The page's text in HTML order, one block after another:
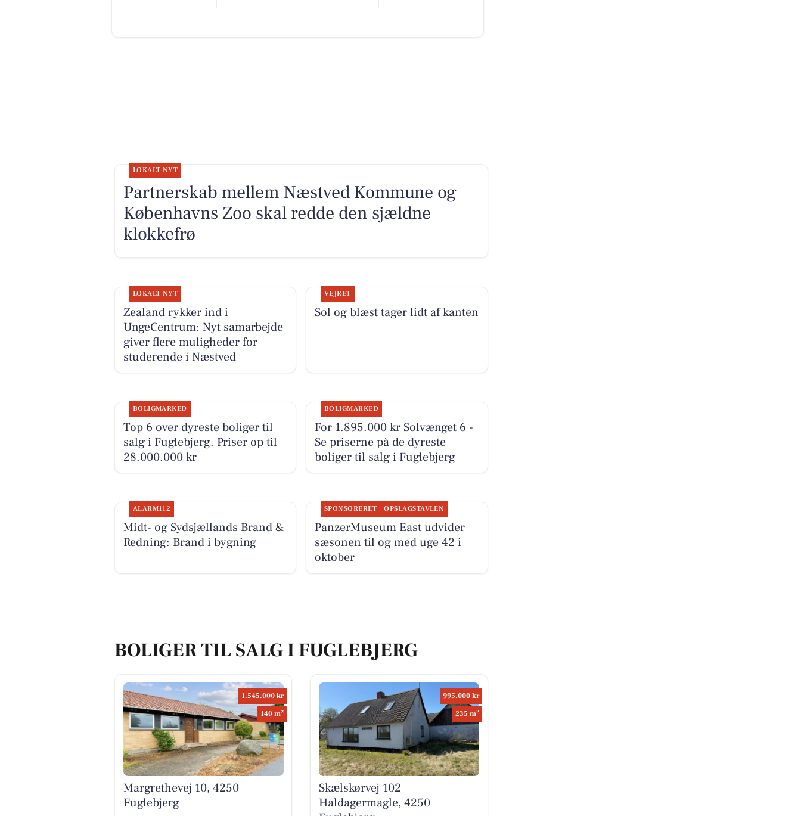
LOKALT NYT
Partnerskab mellem Næstved Kommune og
Københavns Zoo skal redde den sjældne
klokkefrø
LOKALT NYT
Zealand rykker ind i
UngeCentrum: Nyt samarbejde
giver flere muligheder for
studerende i Næstved
VEJRET
Sol og blæst tager lidt af kanten
BOLIGMARKED
Top 6 over dyreste boliger til
salg i Fuglebjerg. Priser op til
28.000.000 kr
BOLIGMARKED
For 1.895.000 kr Solvænget 6 -
Se priserne på de dyreste
boliger til salg i Fuglebjerg
ALARM112
Midt- og Sydsjællands Brand &
Redning: Brand i bygning
SPONSORERET OPSLAGSTAVLEN
PanzerMuseum East udvider
sæsonen til og med uge 42 i
oktober
BOLIGER TIL SALG I FUGLEBJERG
1.545.000 kr
140 m2
Margrethevej 10, 4250
Fuglebjerg
995.000 kr
235 m2
Skælskørvej 102
Haldagermagle, 4250